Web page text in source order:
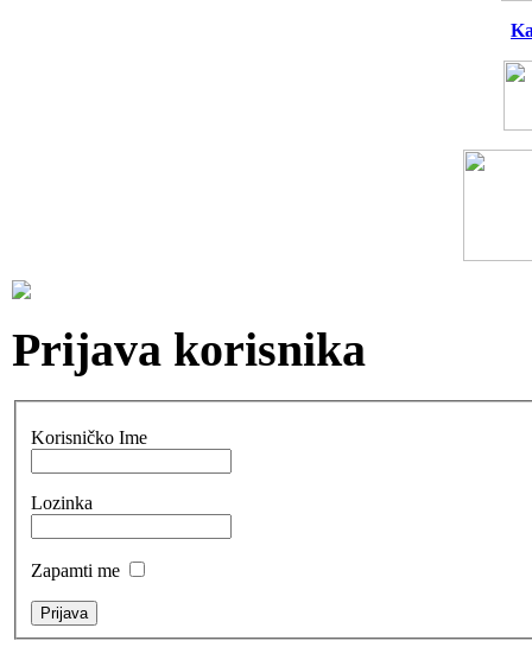
Prijava korisnika
Korisničko Ime
Lozinka
Zapamti me